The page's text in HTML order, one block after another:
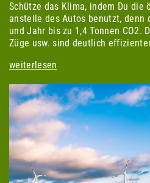
Schütze das Klima, indem Du die
anstelle des Autos benutzt, denn
und Jahr bis zu 1,4 Tonnen CO2.
Züge usw. sind deutlich
weiterlesen